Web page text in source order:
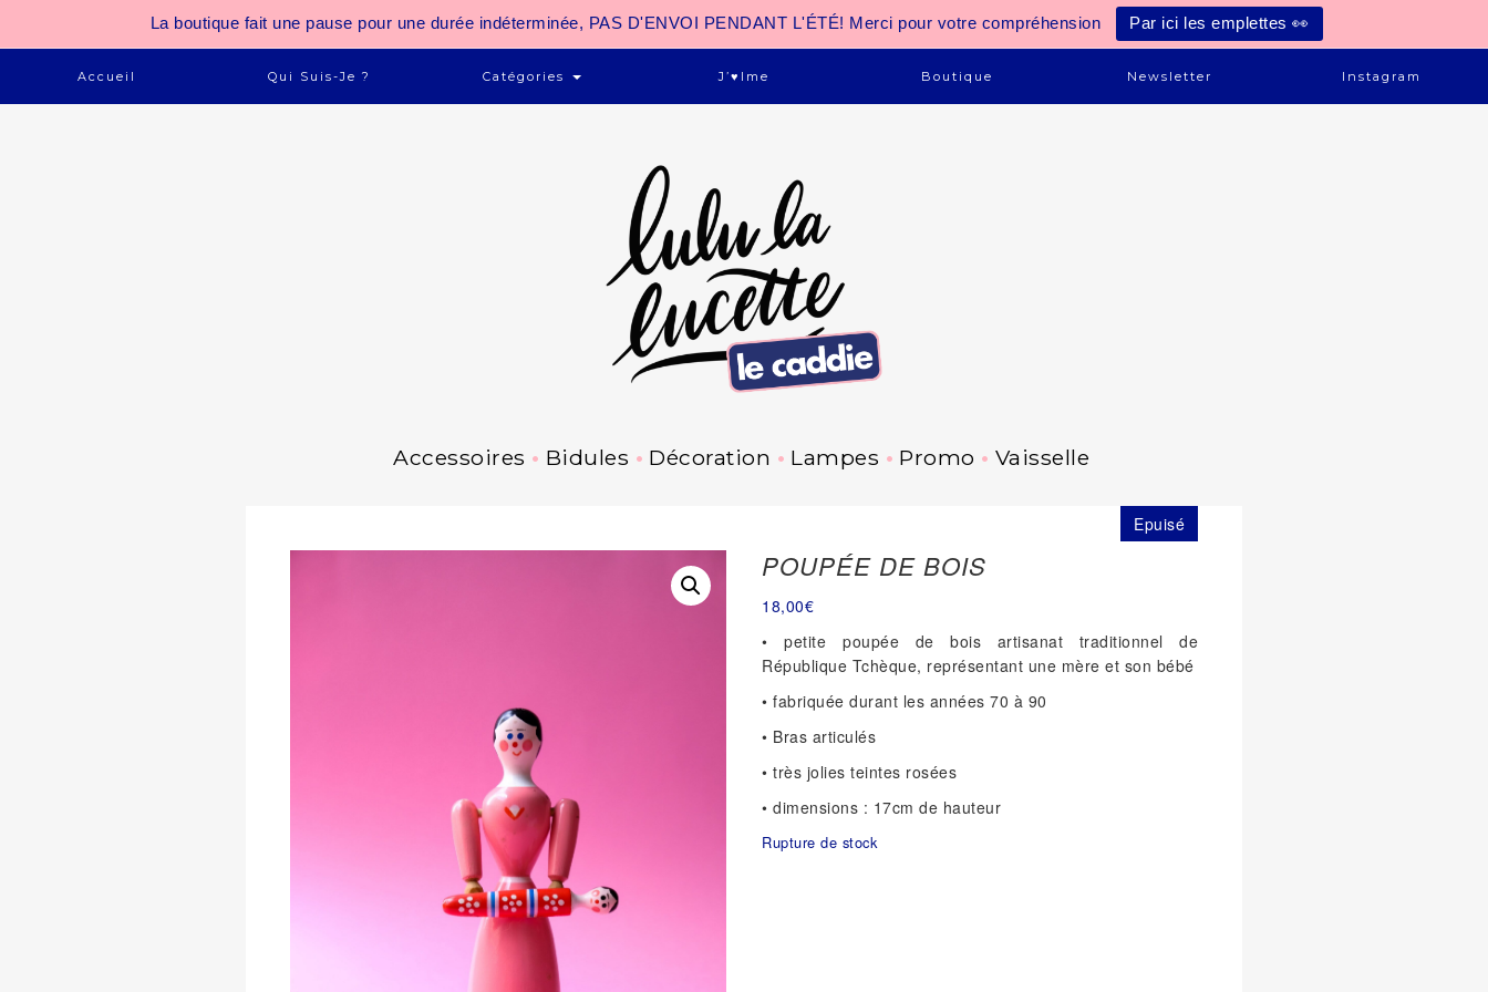
La boutique fait une pause pour une durée indéterminée, PAS D'ENVOI PENDANT L'ÉTÉ! Merci pour votre compréhension Par ici les emplettes 👀
Accueil Qui Suis-Je ? Catégories J’♥ime Boutique Newsletter Instagram
Accessoires Bidules Décoration Lampes Promo Vaisselle
Epuisé
POUPÉE DE BOIS
18,00€
• petite poupée de bois artisanat traditionnel de
République Tchèque, représentant une mère et son bébé
• fabriquée durant les années 70 à 90
• Bras articulés
• très jolies teintes rosées
• dimensions : 17cm de hauteur
Rupture de stock